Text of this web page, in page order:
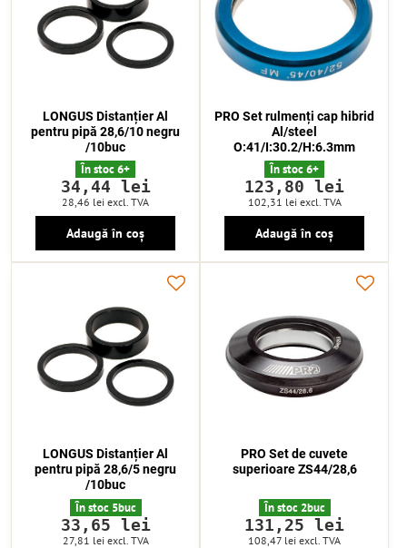
LONGUS Distanțier Al
pentru pipă 28,6/10 negru
/10buc
În stoc 6+
34,44 lei
28,46 lei excl. TVA
Adaugă în coș
PRO Set rulmenți cap hibrid
Al/steel
O:41/I:30.2/H:6.3mm
În stoc 6+
123,80 lei
102,31 lei excl. TVA
Adaugă în coș
LONGUS Distanțier Al
pentru pipă 28,6/5 negru
/10buc
În stoc 5buc
33,65 lei
27,81 lei excl. TVA
PRO Set de cuvete
superioare ZS44/28,6
În stoc 2buc
131,25 lei
108,47 lei excl. TVA